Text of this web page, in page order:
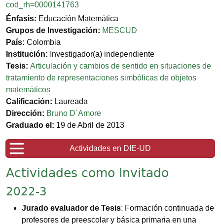
cod_rh=0000141763
Énfasis: Educación Matemática
Grupos de Investigación: MESCUD
País: Colombia
Institución: Investigador(a) independiente
Tesis: Articulación y cambios de sentido en situaciones de
tratamiento de representaciones simbólicas de objetos
matemáticos
Calificación: Laureada
Dirección: Bruno D´Amore
Graduado el: 19 de Abril de 2013
Actividades en DIE-UD
Actividades como Invitado
2022-3
Jurado evaluador de Tesis: Formación continuada de
profesores de preescolar y básica primaria en una